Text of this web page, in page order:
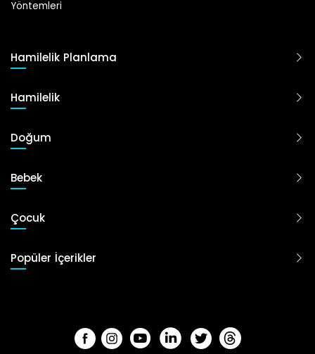
Hamilelik Planlama
Hamilelik
Doğum
Bebek
Çocuk
Popüler İçerikler